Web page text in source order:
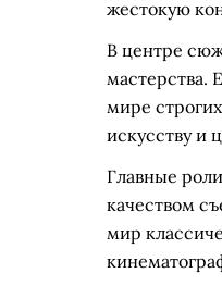
жестокую
В центре
мастерства.
мире
искусству и
Главные
качеством
мир